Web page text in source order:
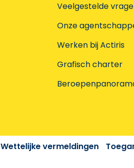
Veelgestelde
Onze
Werken bij Actiris
Grafisch charter
Wettelijke vermeldingen